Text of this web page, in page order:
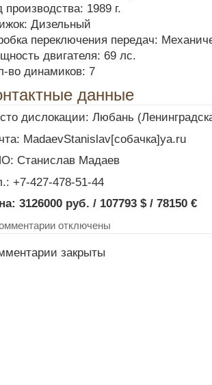
производства: 1989 г.
Дизельный
переключения передач:
двигателя: 69 лс.
во динамиков: 7
данные
дислокации: Любань
MadaevStanislav[собачка]ya.ru
Станислав Мадаев
+7-427-478-51-44
3126000 руб. / 107793 $ / 78150 €
отключены
закрыты